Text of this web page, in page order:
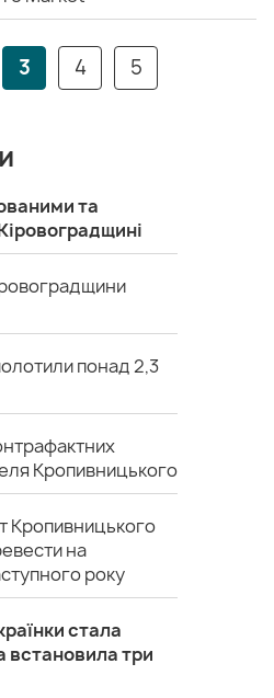
3 4 5
та
понад 2,3
Кропивницького
Кропивницького
на
року
стала
встановила три